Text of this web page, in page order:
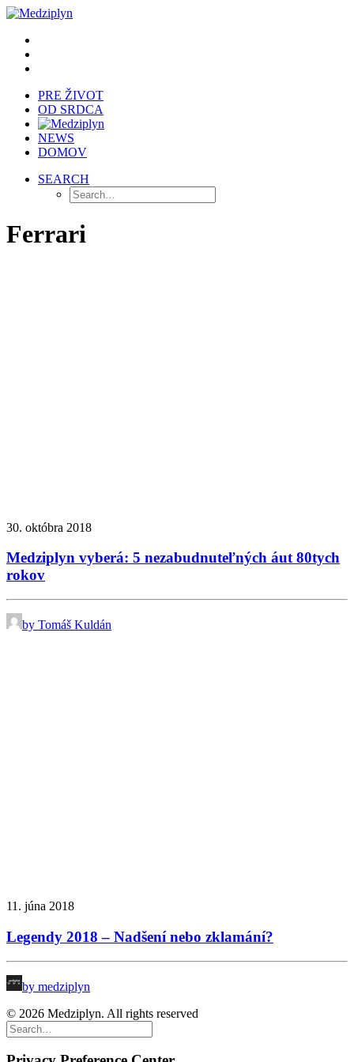
PRE ŽIVOT
OD SRDCA
NEWS
DOMOV
SEARCH
Ferrari
30. októbra 2018
Medziplyn vyberá: 5 nezabudnuteľných áut 80tych
rokov
by Tomáš Kuldán
11. júna 2018
Legendy 2018 – Nadšení nebo zklamání?
by medziplyn
© 2026 Medziplyn. All rights reserved